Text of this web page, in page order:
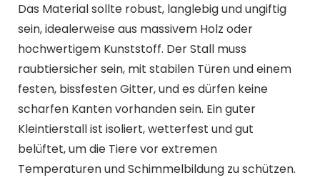
Das Material sollte robust, langlebig und ungiftig
sein, idealerweise aus massivem Holz oder
hochwertigem Kunststoff. Der Stall muss
raubtiersicher sein, mit stabilen Türen und einem
festen, bissfesten Gitter, und es dürfen keine
scharfen Kanten vorhanden sein. Ein guter
Kleintierstall ist isoliert, wetterfest und gut
belüftet, um die Tiere vor extremen
Temperaturen und Schimmelbildung zu schützen.